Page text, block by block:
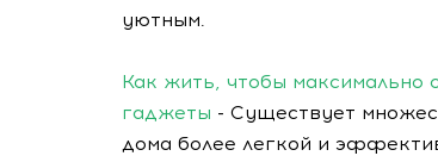
уютным.
Как жить, чтобы
гаджеты - Существует
дома более легкой и